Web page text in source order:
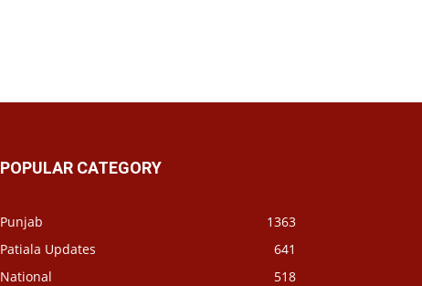
POPULAR CATEGORY
Punjab
1363
Patiala Updates
641
National
518